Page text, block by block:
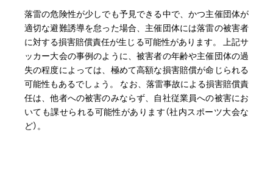
落雷の危険性が少しでも予見できる中で、かつ主催団体が
適切な避難誘導を怠った場合、主催団体には落雷の被害者
に対する損害賠償責任が生じる可能性があります。 上記サ
ッカー大会の事例のように、被害者の年齢や主催団体の過
失の程度によっては、極めて高額な損害賠償が命じられる
可能性もあるでしょう。 なお、落雷事故による損害賠償責
任は、他者への被害のみならず、自社従業員への被害にお
いても課せられる可能性があります（社内スポーツ大会な
ど）。